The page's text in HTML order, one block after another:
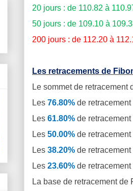
20 jours : de 110.82 à
50 jours : de 109.10 à
200 jours : de 112.20 à
Les retracements de
Le sommet de
Les 76.80% de
Les 61.80% de
Les 50.00% de
Les 38.20% de
Les 23.60% de
La base de retracement